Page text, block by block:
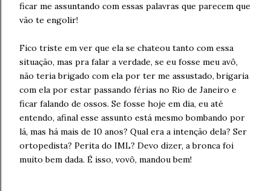
ficar me assuntando com essas palavras que parecem que
vão te engolir!
Fico triste em ver que ela se chateou tanto com essa
situação, mas pra falar a verdade, se eu fosse meu avô,
não teria brigado com ela por ter me assustado, brigaria
com ela por estar passando férias no Rio de Janeiro e
ficar falando de ossos. Se fosse hoje em dia, eu até
entendo, afinal esse assunto está mesmo bombando por
lá, mas há mais de 10 anos? Qual era a intenção dela? Ser
ortopedista? Perita do IML? Devo dizer, a bronca foi
muito bem dada. É isso, vovô, mandou bem!